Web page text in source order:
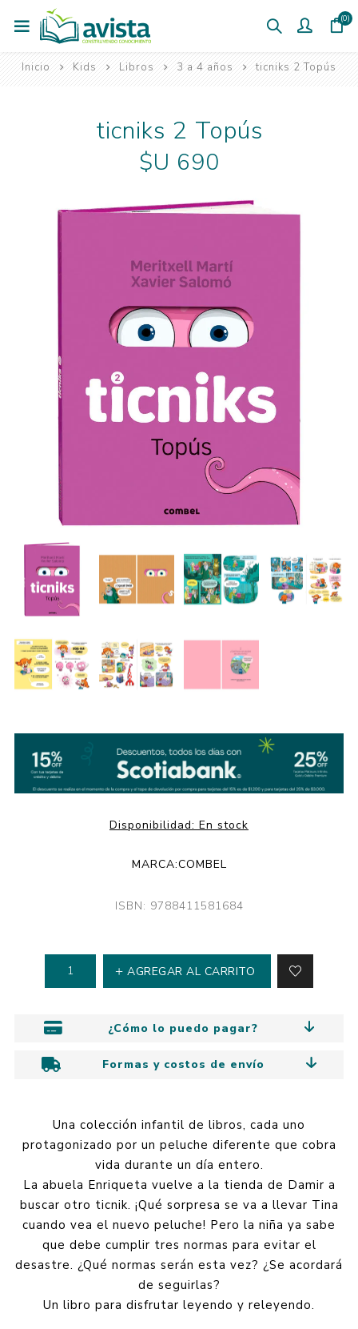
(0)
Inicio Kids Libros 3 a 4 años ticniks 2 Topús
ticniks 2 Topús
$U 690
Disponibilidad: En stock
MARCA:COMBEL
ISBN: 9788411581684
AGREGAR AL CARRITO
¿Cómo lo puedo pagar?
Formas y costos de envío
Una colección infantil de libros, cada uno
protagonizado por un peluche diferente que cobra
vida durante un día entero.
La abuela Enriqueta vuelve a la tienda de Damir a
buscar otro ticnik. ¡Qué sorpresa se va a llevar Tina
cuando vea el nuevo peluche! Pero la niña ya sabe
que debe cumplir tres normas para evitar el
desastre. ¿Qué normas serán esta vez? ¿Se acordará
de seguirlas?
Un libro para disfrutar leyendo y releyendo.